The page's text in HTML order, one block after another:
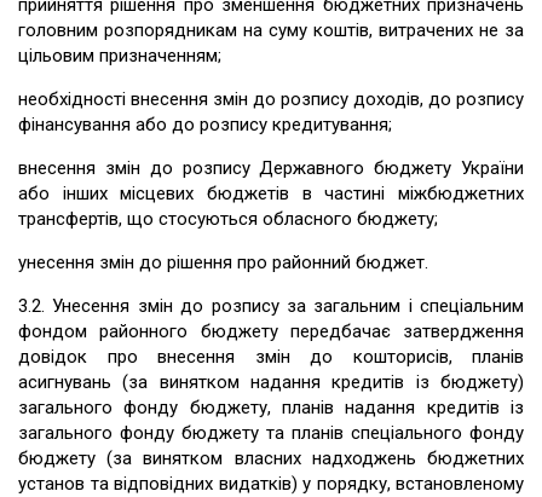
прийняття рішення про зменшення бюджетних призначень
головним розпорядникам на суму коштів, витрачених не за
цільовим призначенням;
необхідності внесення змін до розпису доходів, до розпису
фінансування або до розпису кредитування;
внесення змін до розпису Державного бюджету України
або інших місцевих бюджетів в частині міжбюджетних
трансфертів, що стосуються обласного бюджету;
унесення змін до рішення про районний бюджет.
3.2. Унесення змін до розпису за загальним і спеціальним
фондом районного бюджету передбачає затвердження
довідок про внесення змін до кошторисів, планів
асигнувань (за винятком надання кредитів із бюджету)
загального фонду бюджету, планів надання кредитів із
загального фонду бюджету та планів спеціального фонду
бюджету (за винятком власних надходжень бюджетних
установ та відповідних видатків) у порядку, встановленому